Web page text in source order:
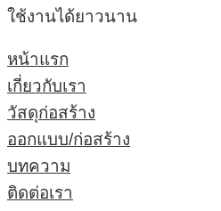
ใช้งานได้ยาวนาน
หน้าแรก
เกี่ยวกับเรา
วัสดุก่อสร้าง
ออกแบบ/ก่อสร้าง
บทความ
ติดต่อเรา